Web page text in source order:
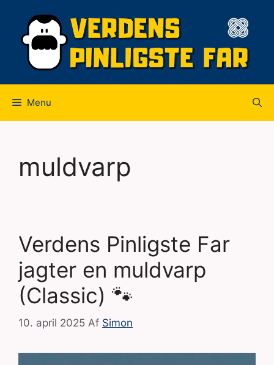
indhold
Menu
muldvarp
Verdens Pinligste Far
jagter en muldvarp
(Classic) 🐾
10. april 2025 Af Simon